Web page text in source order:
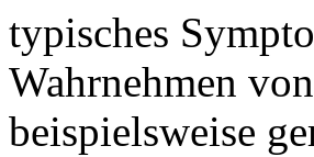
typisches
Wahrnehmen
beispielsweise